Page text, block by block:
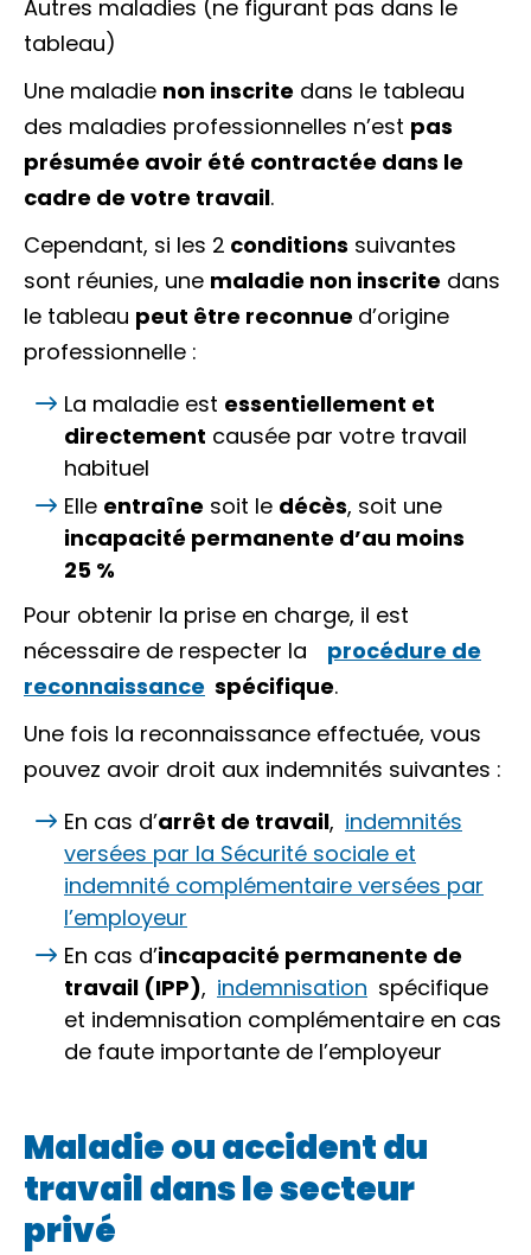
Autres maladies (ne figurant pas dans le
tableau)
Une maladie non inscrite dans le tableau
des maladies professionnelles n’est pas
présumée avoir été contractée dans le
cadre de votre travail.
Cependant, si les 2 conditions suivantes
sont réunies, une maladie non inscrite dans
le tableau peut être reconnue d’origine
professionnelle :
La maladie est essentiellement et
directement causée par votre travail
habituel
Elle entraîne soit le décès, soit une
incapacité permanente d’au moins
25 %
Pour obtenir la prise en charge, il est
nécessaire de respecter la
procédure de
reconnaissance spécifique.
Une fois la reconnaissance effectuée, vous
pouvez avoir droit aux indemnités suivantes :
En cas d’arrêt de travail, indemnités
versées par la Sécurité sociale et
indemnité complémentaire versées par
l’employeur
En cas d’incapacité permanente de
travail (IPP), indemnisation spécifique
et indemnisation complémentaire en cas
de faute importante de l’employeur
Maladie ou accident du
travail dans le secteur
privé